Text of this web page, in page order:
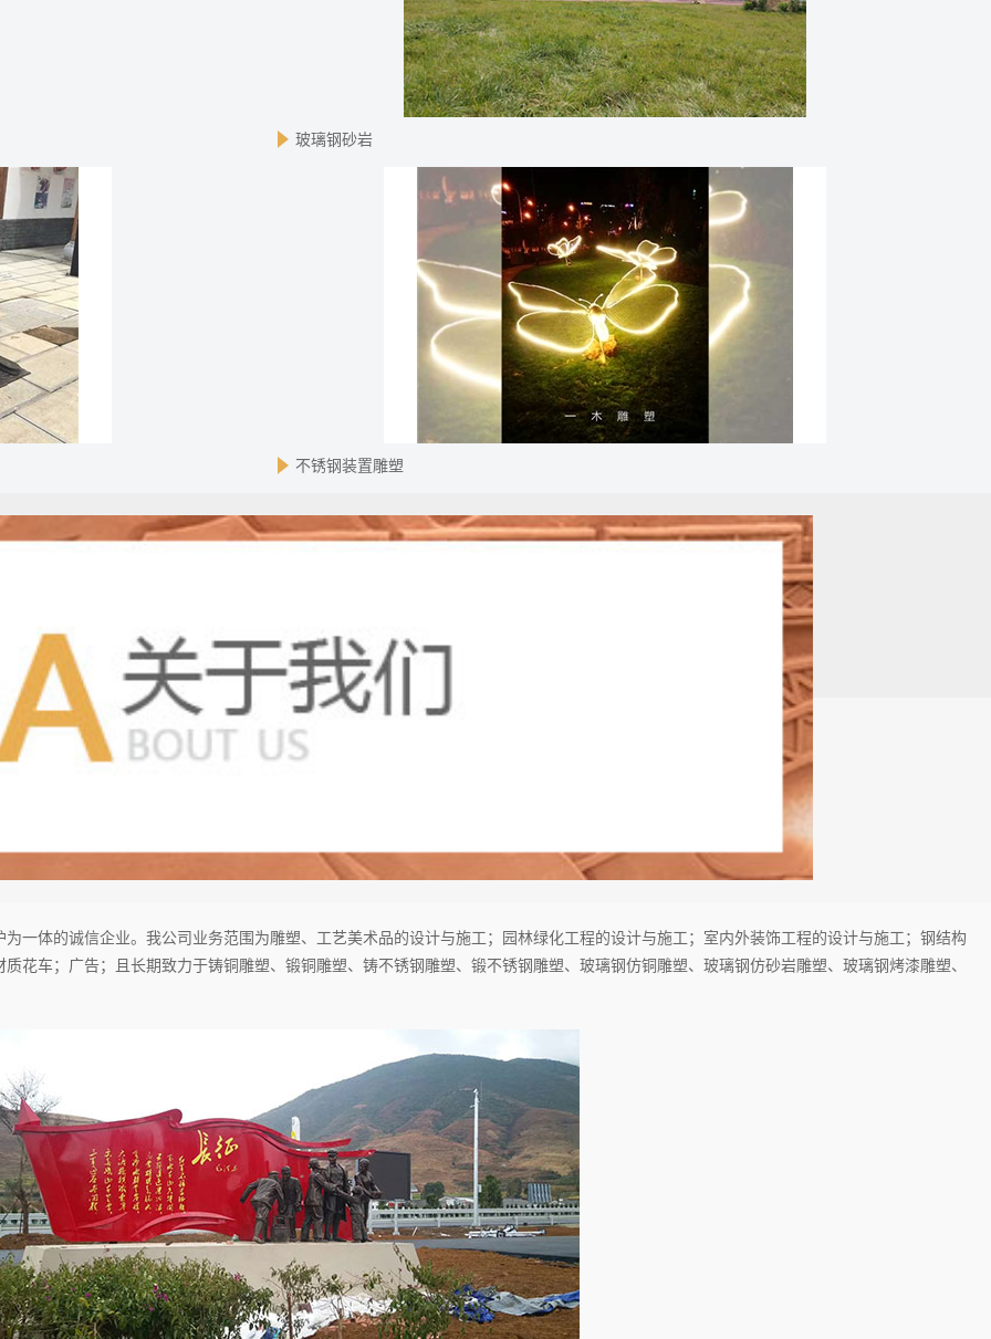
玻璃钢砂岩
不锈钢装置雕塑
一体的诚信企业。我公司业务范围为雕塑、工艺美术品的设计与施工；园林绿化工程的设计与施工；室内外装饰工程的设计与施工；钢结构
花车；广告；且长期致力于铸铜雕塑、锻铜雕塑、铸不锈钢雕塑、锻不锈钢雕塑、玻璃钢仿铜雕塑、玻璃钢仿砂岩雕塑、玻璃钢烤漆雕塑、